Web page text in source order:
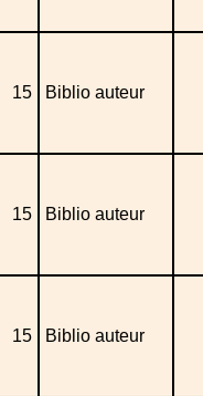
15 Biblio auteur
15 Biblio auteur
15 Biblio auteur